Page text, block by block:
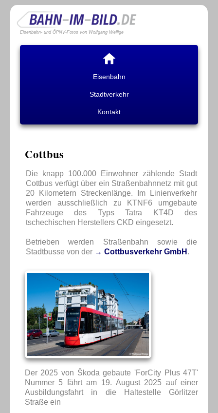
Eisenbahn- und ÖPNV-Fotos von Wolfgang Wellige
Eisenbahn
Stadtverkehr
Kontakt
Cottbus
Die knapp 100.000 Einwohner zählende Stadt
Cottbus verfügt über ein Straßenbahnnetz mit gut
20 Kilometern Streckenlänge. Im Linienverkehr
werden ausschließlich zu KTNF6 umgebaute
Fahrzeuge des Typs Tatra KT4D des
tschechischen Herstellers CKD eingesetzt.
Betrieben werden Straßenbahn sowie die
Stadtbusse von der → Cottbusverkehr GmbH .
Der 2025 von Škoda gebaute 'ForCity Plus 47T'
Nummer 5 fährt am 19. August 2025 auf einer
Ausbildungsfahrt in die Haltestelle Görlitzer
Straße ein